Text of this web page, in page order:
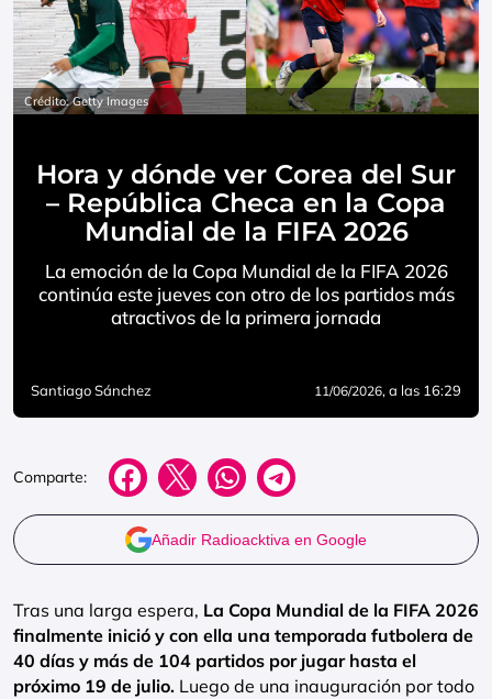
Crédito: Getty Images
Hora y dónde ver Corea del Sur
– República Checa en la Copa
Mundial de la FIFA 2026
La emoción de la Copa Mundial de la FIFA 2026
continúa este jueves con otro de los partidos más
atractivos de la primera jornada
Santiago Sánchez 11/06/2026, a las 16:29
Comparte:
Añadir Radioacktiva en Google
Tras una larga espera, La Copa Mundial de la FIFA 2026
finalmente inició y con ella una temporada futbolera de
40 días y más de 104 partidos por jugar hasta el
próximo 19 de julio. Luego de una inauguración por todo